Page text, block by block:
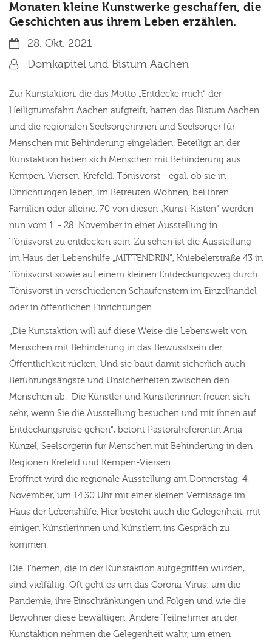
Monaten kleine Kunstwerke geschaffen, die
Geschichten aus ihrem Leben erzählen.
Datum:28. Okt. 2021
Von:Domkapitel und Bistum Aachen
Zur Kunstaktion, die das Motto „Entdecke mich“ der
Heiligtumsfahrt Aachen aufgreift, hatten das Bistum Aachen
und die regionalen Seelsorgerinnen und Seelsorger für
Menschen mit Behinderung eingeladen. Beteiligt an der
Kunstaktion haben sich Menschen mit Behinderung aus
Kempen, Viersen, Krefeld, Tönisvorst - egal, ob sie in
Einrichtungen leben, im Betreuten Wohnen, bei ihren
Familien oder alleine. 70 von diesen „Kunst-Kisten“ werden
nun vom 1. - 28. November in einer Ausstellung in
Tönisvorst zu entdecken sein. Zu sehen ist die Ausstellung
im Haus der Lebenshilfe „MITTENDRIN“, Kniebelerstraße 43 in
Tönisvorst sowie auf einem kleinen Entdeckungsweg durch
Tönisvorst in verschiedenen Schaufenstern im Einzelhandel
oder in öffentlichen Einrichtungen.
„Die Kunstaktion will auf diese Weise die Lebenswelt von
Menschen mit Behinderung in das Bewusstsein der
Öffentlichkeit rücken. Und sie baut damit sicherlich auch
Berührungsängste und Unsicherheiten zwischen den
Menschen ab. Die Künstler und Künstlerinnen freuen sich
sehr, wenn Sie die Ausstellung besuchen und mit ihnen auf
Entdeckungsreise gehen“, betont Pastoralreferentin Anja
Künzel, Seelsorgerin für Menschen mit Behinderung in den
Regionen Krefeld und Kempen-Viersen.
Eröffnet wird die regionale Ausstellung am Donnerstag, 4.
November, um 14.30 Uhr mit einer kleinen Vernissage im
Haus der Lebenshilfe. Hier besteht auch die Gelegenheit, mit
einigen Künstlerinnen und Künstlern ins Gespräch zu
kommen.
Die Themen, die in der Kunstaktion aufgegriffen wurden,
sind vielfältig. Oft geht es um das Corona-Virus: um die
Pandemie, ihre Einschränkungen und Folgen und wie die
Bewohner diese bewältigen. Andere Teilnehmer an der
Kunstaktion nehmen die Gelegenheit wahr, um einen